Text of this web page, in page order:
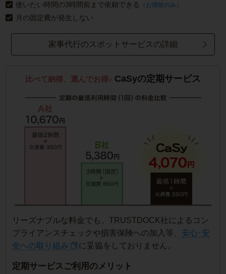
使いたい時間の3時間前まで依頼できる
（お掃除のみ）
月の固定費が発生しない
家事代行のスポットサービスの詳細
比べて納得、選んでお得♪ CaSyの定期サービス
リーズナブルな料金でも、TRUSTDOCK社によるコン
プライアンスチェックや損害保険への加入等、 安心･安
全への取り組み
に妥協をしておりません。
定期サービスご利用のメリット